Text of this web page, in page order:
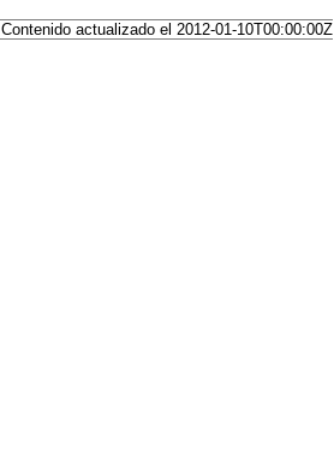
Contenido actualizado el 2012-01-10T00:00:00Z